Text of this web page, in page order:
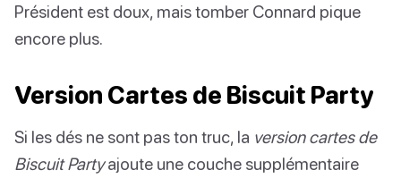
Président est doux, mais tomber Connard pique
encore plus.
Version Cartes de Biscuit Party
Si les dés ne sont pas ton truc, la version cartes de
Biscuit Partyajoute une couche supplémentaire